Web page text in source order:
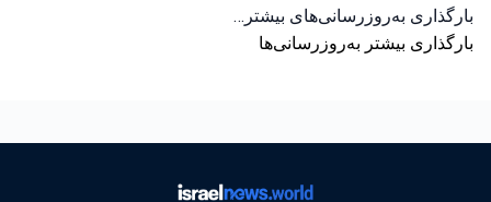
بارگذاری به‌روزرسانی‌های بیشتر…
بارگذاری بیشتر به‌روزرسانی‌ها